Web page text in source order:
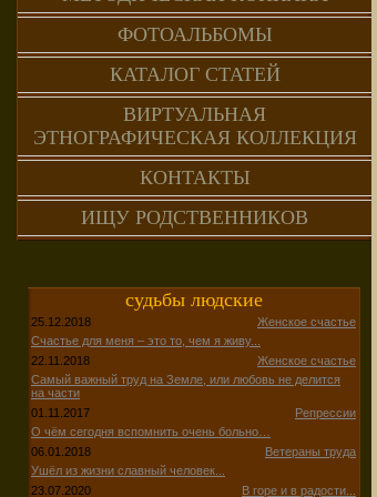
ФОТОАЛЬБОМЫ
КАТАЛОГ СТАТЕЙ
ВИРТУАЛЬНАЯ
ЭТНОГРАФИЧЕСКАЯ КОЛЛЕКЦИЯ
КОНТАКТЫ
ИЩУ РОДСТВЕННИКОВ
судьбы людские
25.12.2018
Женское счастье
Счастье для меня – это то, чем я живу...
22.11.2018
Женское счастье
Самый важный труд на Земле, или любовь не делится
на части
01.11.2017
Репрессии
О чём сегодня вспомнить очень больно…
06.01.2018
Ветераны труда
Ушёл из жизни славный человек...
23.07.2020
В горе и в радости...